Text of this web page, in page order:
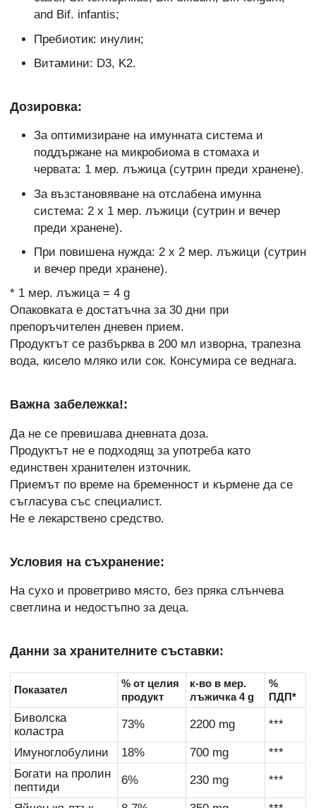
and Bif. infantis;
Пребиотик: инулин;
Витамини: D3, K2.
Дозировка:
За оптимизиране на имунната система и
поддържане на микробиома в стомаха и
червата: 1 мер. лъжица (сутрин преди хранене).
За възстановяване на отслабена имунна
система: 2 х 1 мер. лъжици (сутрин и вечер
преди хранене).
При повишена нужда: 2 х 2 мер. лъжици (сутрин
и вечер преди хранене).
* 1 мер. лъжица = 4 g
Опаковката е достатъчна за 30 дни при
препоръчителен дневен прием.
Продуктът се разбърква в 200 мл изворна, трапезна
вода, кисело мляко или сок. Консумира се веднага.
Важна забележка!:
Да не се превишава дневната доза.
Продуктът не е подходящ за употреба като
единствен хранителен източник.
Приемът по време на бременност и кърмене да се
съгласува със специалист.
Не е лекарствено средство.
Условия на съхранение:
На сухо и проветриво място, без пряка слънчева
светлина и недостъпно за деца.
Данни за хранителните съставки:
Показател
% от целия
продукт
к-во в мер.
лъжичка 4 g
%
ПДП*
Биволска
коластра
73% 2200 mg ***
Имуноглобулини 18% 700 mg
***
Богати на пролин
пептиди
6% 230 mg ***